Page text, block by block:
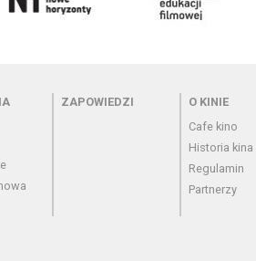
Menu - zapowiedzi
ZAPOWIEDZI Menu -
O KINIE
Cafe kino
Historia kina
Regulamin
Partnerzy